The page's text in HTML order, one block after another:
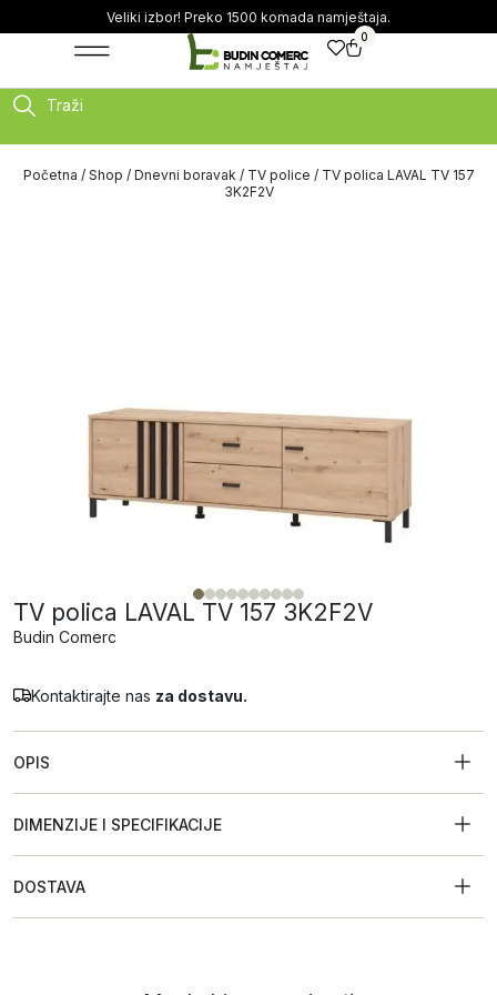
Veliki izbor! Preko 1500 komada namještaja.
0
Traži
Početna / Shop / Dnevni boravak / TV police / TV polica LAVAL TV 157
3K2F2V
TV polica LAVAL TV 157 3K2F2V
Budin Comerc
Kontaktirajte nas za dostavu.
OPIS
DIMENZIJE I SPECIFIKACIJE
DOSTAVA